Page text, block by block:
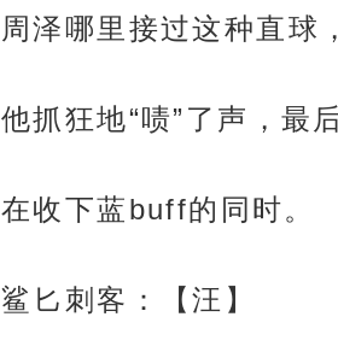
周泽哪里接过这种直球
他抓狂地“啧”了声，最
在收下蓝buff的同时。
鲨匕刺客：【汪】